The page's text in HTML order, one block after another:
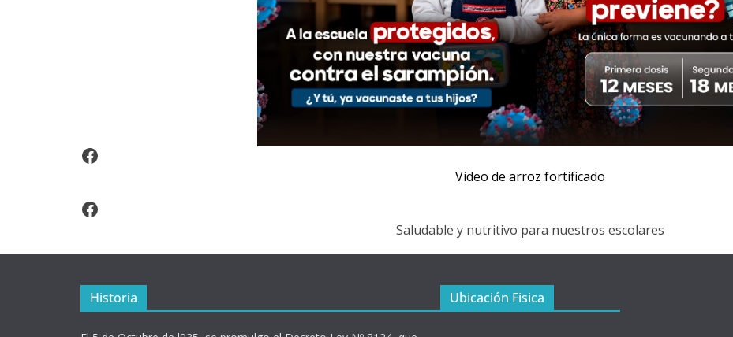
Video Arroz Fortificado
Video de arroz fortificado
Facebook
Saludable y nutritivo para nuestros escolares
Historia Ubicación Fisica